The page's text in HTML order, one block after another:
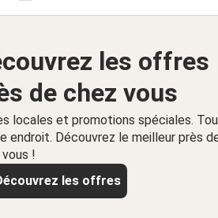
les offres
de chez vous
locales et promotions spéciales.
endroit. Découvrez le meilleur près
!
les offres